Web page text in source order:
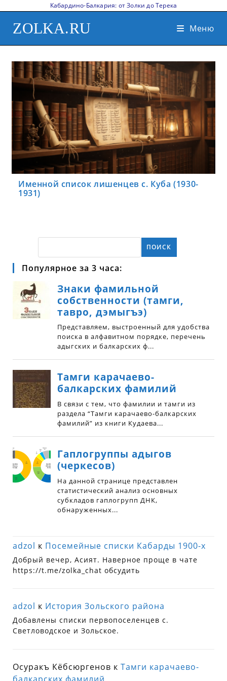
Кабардино-Балкария: от Золки до Терека
ZOLKA.RU Меню
Именной список лишенцев с. Куба (1930-
1931)
ПОИСК
Популярное за 3 часа:
adzol к Посемейные списки Кабарды 1900-х
Добрый вечер, Асият. Наверное проще в чате
https://t.me/zolka_chat обсудить
adzol к История Зольского района
Добавлены списки первопоселенцев с.
Светловодское и Зольское.
Осуракъ Кёбсюргенов кТамги карачаево-